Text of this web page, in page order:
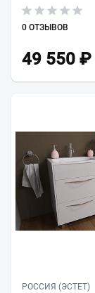
0 ОТЗЫВОВ
49 550 ₽
РОССИЯ (ЭСТЕТ)